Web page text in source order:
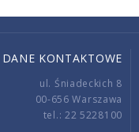
DANE KONTAKTOWE
ul. Śniadeckich 8
00-656 Warszawa
tel.: 22 5228100